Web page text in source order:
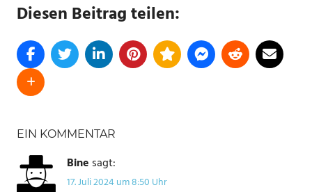
Diesen Beitrag teilen:
HOME
ASSISTANT
NFC
EIN KOMMENTAR
Bine sagt:
17. Juli 2024 um 8:50 Uhr